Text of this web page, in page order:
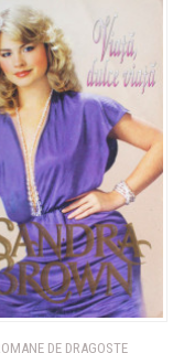
DE DRAGOSTE